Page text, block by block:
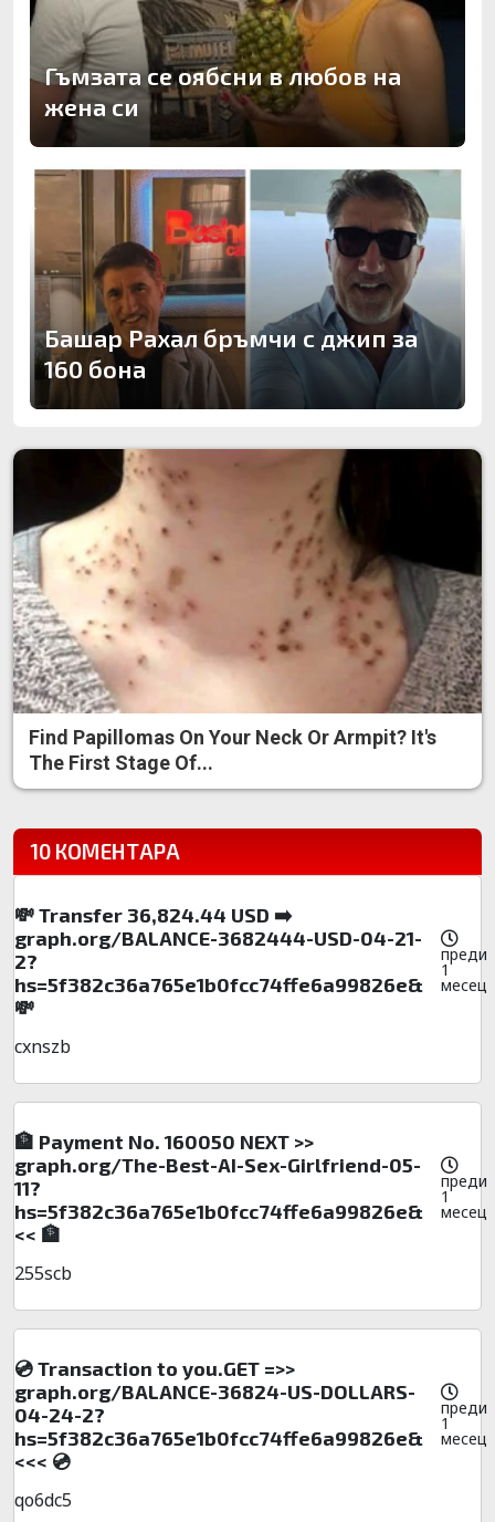
Гъмзата се оябсни в любов на
жена си
Башар Рахал бръмчи с джип за
160 бона
Find Papillomas On Your Neck Or Armpit? It's
The First Stage Of...
10 КОМЕНТАРА
💸 Transfer 36,824.44 USD ➡️
graph.org/BALANCE-3682444-USD-04-21-
2?
hs=5f382c36a765e1b0fcc74ffe6a99826e&
💸
преди
1
месец
cxnszb
🏦 Payment No. 160050 NEXT >>
graph.org/The-Best-AI-Sex-Girlfriend-05-
11?
hs=5f382c36a765e1b0fcc74ffe6a99826e&
<< 🏦
преди
1
месец
255scb
💿 Transaction to you.GET =>>
graph.org/BALANCE-36824-US-DOLLARS-
04-24-2?
hs=5f382c36a765e1b0fcc74ffe6a99826e&
<<< 💿
преди
1
месец
qo6dc5